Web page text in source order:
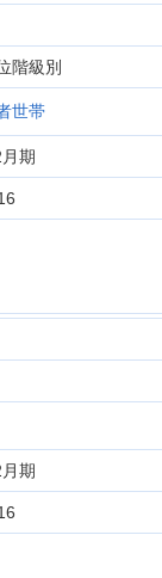
階級別
世帯
期
期